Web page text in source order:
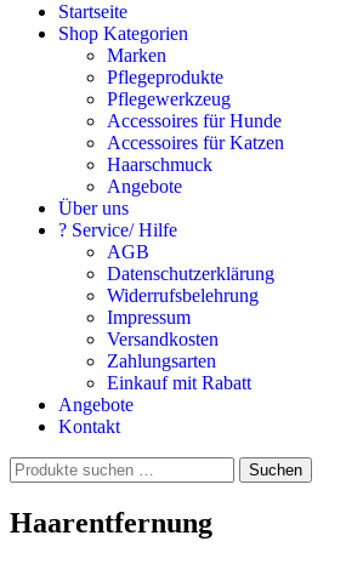
Startseite
Shop Kategorien
Marken
Pflegeprodukte
Pflegewerkzeug
Accessoires für Hunde
Accessoires für Katzen
Haarschmuck
Angebote
Über uns
? Service/ Hilfe
AGB
Datenschutzerklärung
Widerrufsbelehrung
Impressum
Versandkosten
Zahlungsarten
Einkauf mit Rabatt
Angebote
Kontakt
Suchen
nach:
Suchen
Haarentfernung